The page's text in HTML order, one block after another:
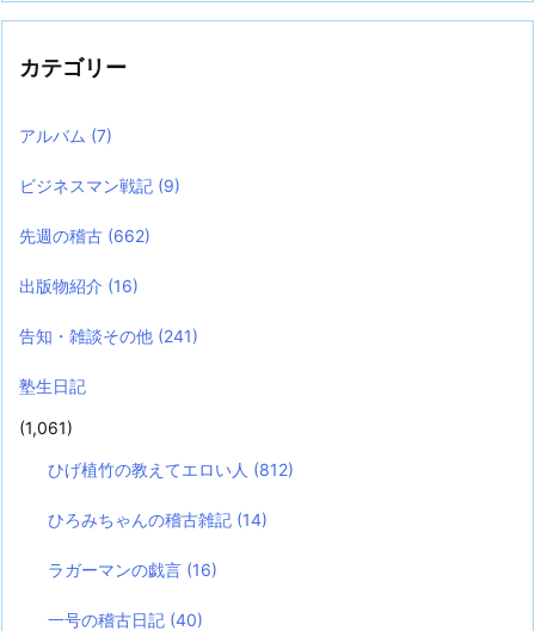
カテゴリー
アルバム (7)
ビジネスマン戦記 (9)
先週の稽古 (662)
出版物紹介 (16)
告知・雑談その他 (241)
塾生日記
(1,061)
ひげ植竹の教えてエロい人 (812)
ひろみちゃんの稽古雑記 (14)
ラガーマンの戯言 (16)
一号の稽古日記 (40)